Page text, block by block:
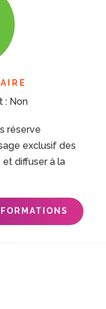
: Non
réserve
exclusif des
diffuser à la